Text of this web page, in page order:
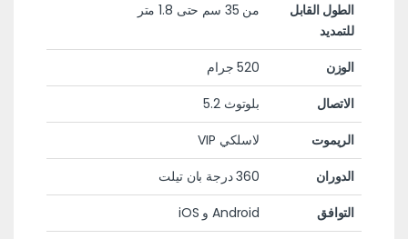
الطول القابل
للتمديد
من 35 سم حتى 1.8 متر
الوزن
520 جرام
الاتصال
بلوتوث 5.2
الريموت
لاسلكي VIP
الدوران
360 درجة بان تيلت
التوافق
Android و iOS